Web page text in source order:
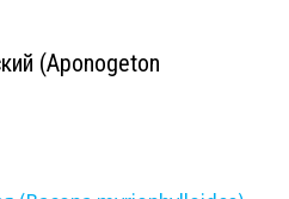
(Aponogeton